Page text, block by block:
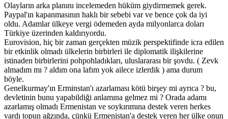
Olayların arka planını incelemeden hüküm giydirmemek gerek.
Paypal'ın kapanmasının haklı bir sebebi var ve bence çok da iyi
oldu. Adamlar ülkeye vergi ödemeden ayda milyonlarca doları
Türkiye üzerinden kaldırıyordu.
Eurovision, hiç bir zaman gerçekten müzik perspektifinde icra edilen
bir etkinlik olmadı ülkelerin birbirleri ile diplomatik ilişkilerine
istinaden birbirlerini pohpohladıkları, uluslararası bir şovdu. ( Zevk
almadım mı ? aldım ona lafım yok ailece izlerdik ) ama durum
böyle.
Genelkurmay'ın Erminstan'ı azarlaması kötü birşey mi ayrıca ? bu,
devletinin bunu yapabildiği anlamına gelmez mi ? Orada adamı
azarlamış olmadı Ermenistan ve soykırımına destek veren herkes
vardı topun ağzında, çünkü Ermenistan'a destek veren her ülke onun